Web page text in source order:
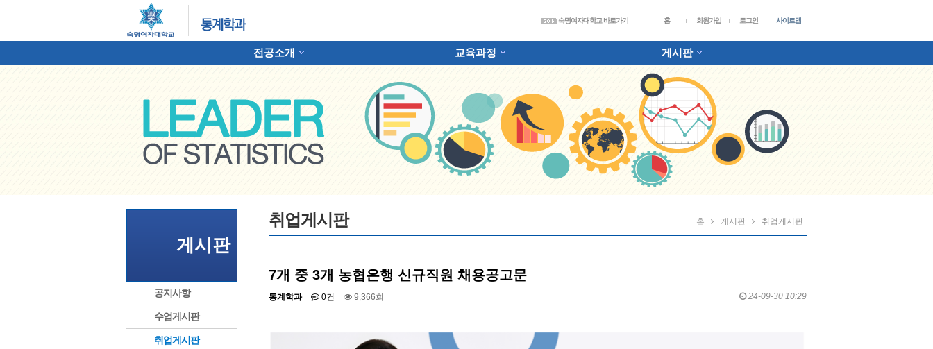
숙명여자대학교 바로가기 홈 회원가입 로그인 사이트맵
전공소개 교육과정 게시판
게시판
공지사항
수업게시판
취업게시판
취업게시판 홈 게시판 취업게시판
7개 중 3개 농협은행 신규직원 채용공고문
통계학과 0건 9,366회 24-09-30 10:29